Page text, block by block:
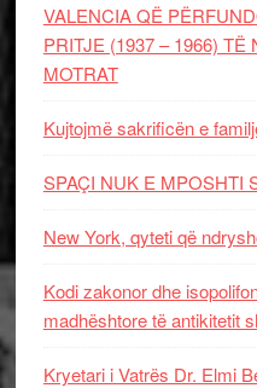
VALENCIA QË
PRITJE (1937 – 1966)
MOTRAT
Kujtojmë sakrificën e
SPAÇI NUK E MPOSHTI
New York, qyteti që
Kodi zakonor dhe
madhështore të antikitetit
Kryetari i Vatrës Dr. Elmi